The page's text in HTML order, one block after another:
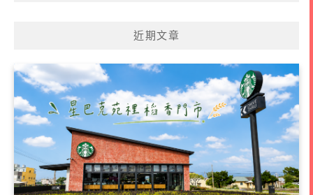
近期文章